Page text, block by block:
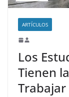
ARTÍCULOS
Los
Tienen
Trabajar